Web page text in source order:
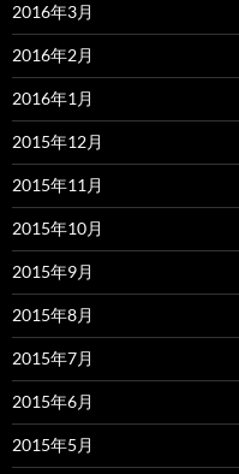
2016年3月
2016年2月
2016年1月
2015年12月
2015年11月
2015年10月
2015年9月
2015年8月
2015年7月
2015年6月
2015年5月